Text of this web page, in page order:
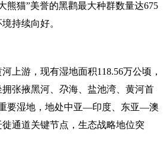
熊猫”美誉的黑鹳最大种群数量达675
持续向好。
游，现有湿地面积118.56万公顷，
张掖黑河、尕海、盐池湾、黄河首
要湿地，地处中亚—印度、东亚—澳
通道关键节点，生态战略地位突